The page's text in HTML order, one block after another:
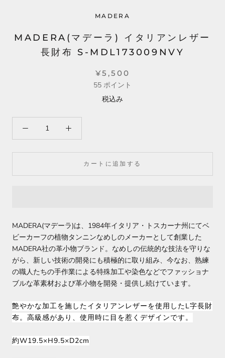
MADERA
MADERA(マデーラ) イタリアンレザー
長財布 S-MDL173009NVY
¥5,500
55 ポイント
税込み
カートに追加する
MADERA(マデーラ)は、1984年イタリア・トスカーナ州にてベ
ビーカーフの植物タンニンなめしのメーカーとして創業した
MADERA社の革小物ブランド。なめしの伝統的な技法を守りな
がら、新しい技術の開発にも積極的に取り組み、今なお、熟練
の職人たちの手作業による特殊加工や染色などでファッショナ
ブルな革素材および革小物を開発・提供し続けています。
艶やかな加工を施したイタリアンレザーを使用したL字長財
布。高級感があり、使用時に目を惹くデザインです。
約W19.5×H9.5×D2cm